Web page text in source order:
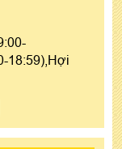
18:59),Hợi